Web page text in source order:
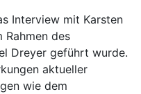
Interview mit Karsten
Rahmen des
Dreyer geführt wurde.
aktueller
wie dem